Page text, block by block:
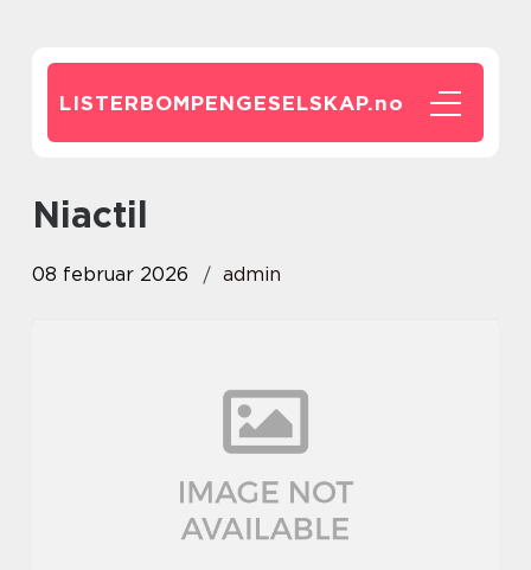
LISTERBOMPENGESELSKAP.no
Niactil
08 februar 2026 admin